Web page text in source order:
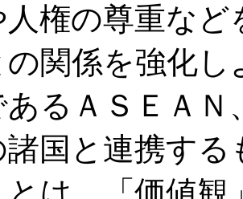
人権の尊重な
の関係を強化
あるＡＳＥＡ
諸国と連携す
とは、「価値